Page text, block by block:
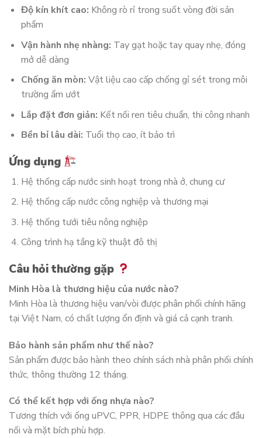
Độ kín khít cao: Không rò rỉ trong suốt vòng đời sản
phẩm
Vận hành nhẹ nhàng: Tay gạt hoặc tay quay nhẹ, đóng
mở dễ dàng
Chống ăn mòn: Vật liệu cao cấp chống gỉ sét trong môi
trường ẩm ướt
Lắp đặt đơn giản: Kết nối ren tiêu chuẩn, thi công nhanh
Bền bỉ lâu dài: Tuổi thọ cao, ít bảo trì
Ứng dụng
Hệ thống cấp nước sinh hoạt trong nhà ở, chung cư
Hệ thống cấp nước công nghiệp và thương mại
Hệ thống tưới tiêu nông nghiệp
Công trình hạ tầng kỹ thuật đô thị
Câu hỏi thường gặp
Minh Hòa là thương hiệu của nước nào?
Minh Hòa là thương hiệu van/vòi được phân phối chính hãng
tại Việt Nam, có chất lượng ổn định và giá cả cạnh tranh.
Bảo hành sản phẩm như thế nào?
Sản phẩm được bảo hành theo chính sách nhà phân phối chính
thức, thông thường 12 tháng.
Có thể kết hợp với ống nhựa nào?
Tương thích với ống uPVC, PPR, HDPE thông qua các đầu
nối và mặt bích phù hợp.